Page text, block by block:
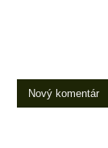
Nový komentár